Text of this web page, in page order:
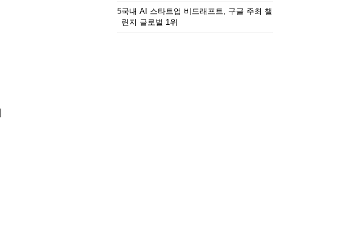
5국내 AI 스타트업 비드래프트, 구글 주최 챌
린지 글로벌 1위